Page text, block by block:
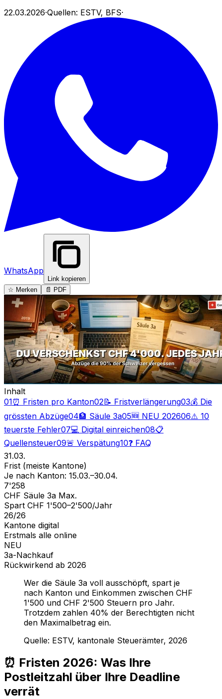
22.03.2026·Quellen: ESTV, BFS·
WhatsApp
Link kopieren
☆ Merken
📄 PDF
Inhalt
01⏰ Fristen pro Kanton02📝 Fristverlängerung03💰 Die
grössten Abzüge04🏦 Säule 3a05🆕 NEU 202606⚠️ 10
teuerste Fehler07💻 Digital einreichen08📋
Quellensteuer09🚨 Verspätung10❓ FAQ
31.03.
Frist (meiste Kantone)
Je nach Kanton: 15.03.–30.04.
7'258
CHF Säule 3a Max.
Spart CHF 1'500–2'500/Jahr
26/26
Kantone digital
Erstmals alle online
NEU
3a-Nachkauf
Rückwirkend ab 2026
Wer die Säule 3a voll ausschöpft, spart je
nach Kanton und Einkommen zwischen CHF
1'500 und CHF 2'500 Steuern pro Jahr.
Trotzdem zahlen 40% der Berechtigten nicht
den Maximalbetrag ein.
Quelle: ESTV, kantonale Steuerämter, 2026
⏰ Fristen 2026: Was Ihre
Postleitzahl über Ihre Deadline
verrät